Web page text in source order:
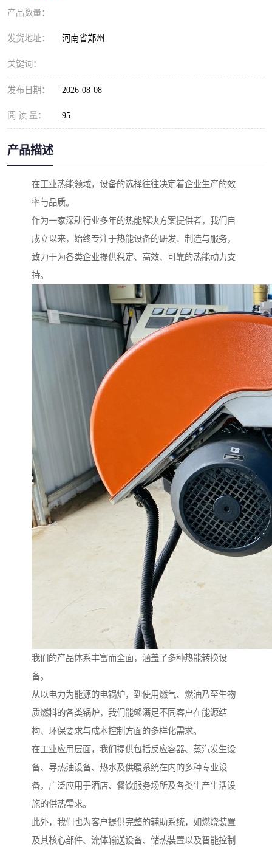
产品数量：
发货地址： 河南省郑州
关键词：
发布日期： 2026-08-08
阅 读 量： 95
产品描述
在工业热能领域，设备的选择往往决定着企业生产的效
率与品质。
作为一家深耕行业多年的热能解决方案提供者，我们自
成立以来，始终专注于热能设备的研发、制造与服务，
致力于为各类企业提供稳定、高效、可靠的热能动力支
持。
我们的产品体系丰富而全面，涵盖了多种热能转换设
备。
从以电力为能源的电锅炉，到使用燃气、燃油乃至生物
质燃料的各类锅炉，我们能够满足不同客户在能源结
构、环保要求与成本控制方面的多样化需求。
在工业应用层面，我们提供包括反应容器、蒸汽发生设
备、导热油设备、热水及供暖系统在内的多种专业设
备，广泛应用于酒店、餐饮服务场所及各类生产生活设
施的供热需求。
此外，我们也为客户提供完整的辅助系统，如燃烧装置
及其核心部件、流体输送设备、储热装置以及智能控制